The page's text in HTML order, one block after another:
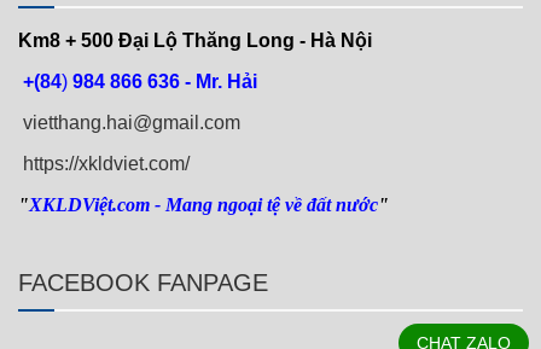
Km8 + 500 Đại Lộ Thăng Long - Hà Nội
+(84) 984 866 636 - Mr. Hải
vietthang.hai@gmail.com
https://xkldviet.com/
"XKLDViệt.com - Mang ngoại tệ về đất nước"
FACEBOOK FANPAGE
CHAT ZALO